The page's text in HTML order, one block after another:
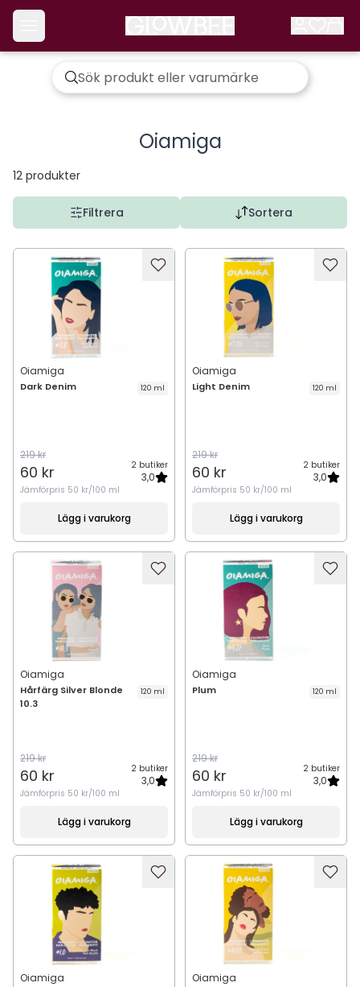
Oiamiga
12 produkter
Filtrera Sortera
Oiamiga
Dark Denim 120 ml
219 kr
60 kr 2 butiker
3,0
Jämförpris 50 kr/100 ml
Lägg i varukorg
Oiamiga
Light Denim 120 ml
219 kr
60 kr 2 butiker
3,0
Jämförpris 50 kr/100 ml
Lägg i varukorg
Oiamiga
Hårfärg Silver Blonde
10.3
120 ml
219 kr
60 kr 2 butiker
3,0
Jämförpris 50 kr/100 ml
Lägg i varukorg
Oiamiga
Plum 120 ml
219 kr
60 kr 2 butiker
3,0
Jämförpris 50 kr/100 ml
Lägg i varukorg
Oiamiga Oiamiga